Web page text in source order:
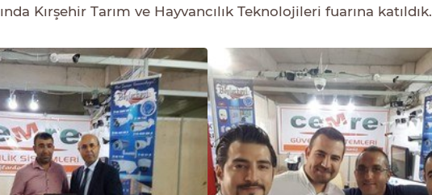
Kırşehir Tarım ve Hayvancılık Teknolojileri fuarına katıldık.